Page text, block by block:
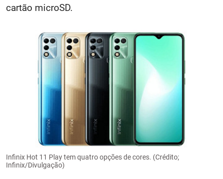
cartão microSD.
Infinix Hot 11 Play tem quatro opções de cores. (Crédito;
Infinix/Divulgação)